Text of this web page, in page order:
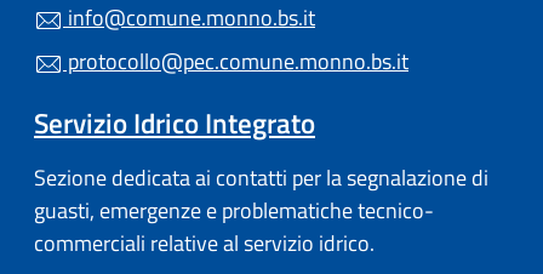
info@comune.monno.bs.it
protocollo@pec.comune.monno.bs.it
Servizio Idrico Integrato
Sezione dedicata ai contatti per la segnalazione di
guasti, emergenze e problematiche tecnico-
commerciali relative al servizio idrico.